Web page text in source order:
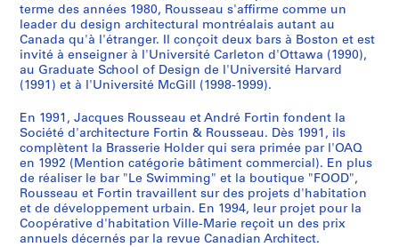
9
8
5
AP066.S2.D12
t
r
e
f
o
t
a
i
n
e
s
d
n
r
e
l
i
f
"
d
e
l
'
a
n
t
e
m
p
r
a
i
n
d
e
M
n
é
d
i
f
c
e
à
b
u
r
e
s
s
e
g
r
s
-
d
e
-
L
é
t
h
e
C
a
g
a
r
y
O
l
y
U
n
a
p
o
t
a
p
e
r
V
e
e
l
a
P
l
c
e
J
a
c
q
u
d
e
v
i
v
e
e
n
v
i
l
l
l
d
e
R
i
o
u
s
k
i
,
1
3
5
0
i
è
e
a
n
n
i
v
e
'
a
m
é
n
g
e
m
e
n
t
d
d
'
H
y
d
o
-
Q
u
é
b
e
a
b
l
e
s
u
C
a
n
a
l
d
-
1
9
9
0
S
e
r
i
e
s
terme des années 1980, Rousseau s'affirme comme un
leader du design architectural montréalais autant au
Canada qu'à l'étranger. Il conçoit deux bars à Boston et est
invité à enseigner à l'Université Carleton d'Ottawa (1990),
au Graduate School of Design de l'Université Harvard
(1991) et à l'Université McGill (1998-1999).
En 1991, Jacques Rousseau et André Fortin fondent la
Société d'architecture Fortin & Rousseau. Dès 1991, ils
complètent la Brasserie Holder qui sera primée par l'OAQ
en 1992 (Mention catégorie bâtiment commercial). En plus
de réaliser le bar "Le Swimming" et la boutique "FOOD",
Rousseau et Fortin travaillent sur des projets d'habitation
et de développement urbain. En 1994, leur projet pour la
Coopérative d'habitation Ville-Marie reçoit un des prix
annuels décernés par la revue Canadian Architect.